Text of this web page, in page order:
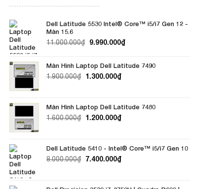
Dell Latitude 5530 Intel®️ Core™️ i5/i7 Gen 12 -
Màn 15.6
11.000.000₫ 9.990.000₫
Màn Hình Laptop Dell Latitude 7490
1.900.000₫
Giá
1.300.000₫Giá
1.300.000₫.
Màn Hình Laptop Dell Latitude 7480
1.600.000₫
Giá
1.200.000₫Giá
1.200.000₫.
Dell Latitude 5410 - Intel®️ Core™️ i5/i7 Gen 10
8.000.000₫ 7.400.000₫